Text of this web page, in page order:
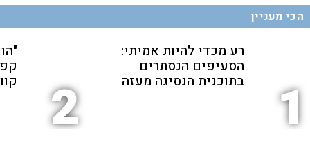
הכי מעניין
1
רע מכדי להיות אמיתי:
הסעיפים הנסתרים
בתוכנית הנסיגה מעזה 2